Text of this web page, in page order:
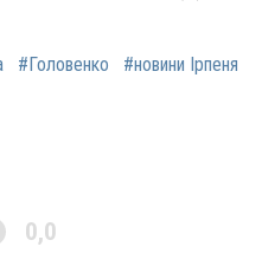
#Головенко
#новини Ірпеня
0,0